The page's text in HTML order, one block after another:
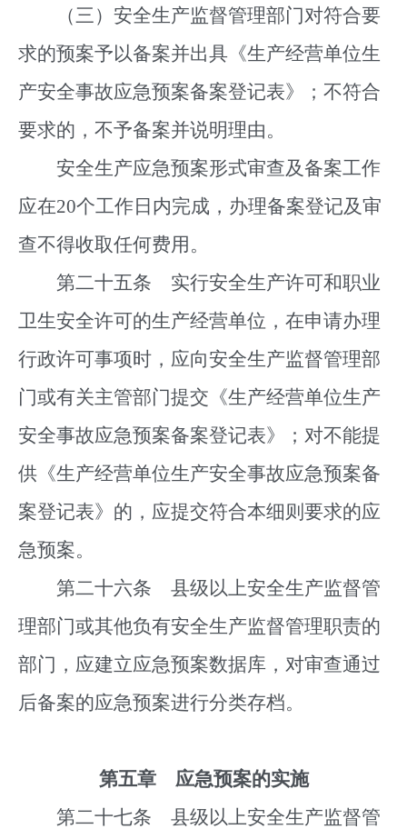
（三）安全生产监督管理部门对符合要
求的预案予以备案并出具《生产经营单位生
产安全事故应急预案备案登记表》；不符合
要求的，不予备案并说明理由。
安全生产应急预案形式审查及备案工作
应在20个工作日内完成，办理备案登记及审
查不得收取任何费用。
第二十五条 实行安全生产许可和职业
卫生安全许可的生产经营单位，在申请办理
行政许可事项时，应向安全生产监督管理部
门或有关主管部门提交《生产经营单位生产
安全事故应急预案备案登记表》；对不能提
供《生产经营单位生产安全事故应急预案备
案登记表》的，应提交符合本细则要求的应
急预案。
第二十六条 县级以上安全生产监督管
理部门或其他负有安全生产监督管理职责的
部门，应建立应急预案数据库，对审查通过
后备案的应急预案进行分类存档。
第五章 应急预案的实施
第二十七条 县级以上安全生产监督管